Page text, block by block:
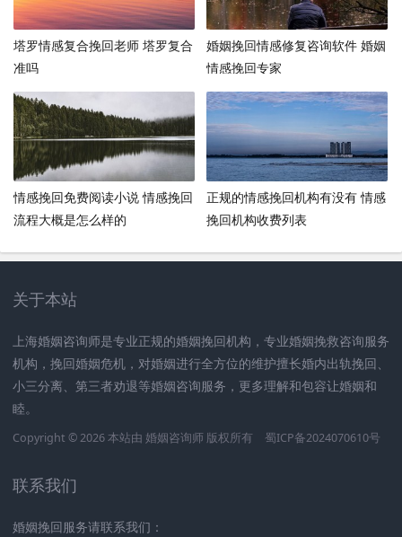
塔罗情感复合挽回老师 塔罗复合
准吗
婚姻挽回情感修复咨询软件 婚姻
情感挽回专家
情感挽回免费阅读小说 情感挽回
流程大概是怎么样的
正规的情感挽回机构有没有 情感
挽回机构收费列表
关于本站
上海婚姻咨询师是专业正规的婚姻挽回机构，专业婚姻挽救咨询服务
机构，挽回婚姻危机，对婚姻进行全方位的维护擅长婚内出轨挽回、
小三分离、第三者劝退等婚姻咨询服务，更多理解和包容让婚姻和
睦。
Copyright © 2026 本站由 婚姻咨询师 版权所有 蜀ICP备2024070610号
联系我们
婚姻挽回服务请联系我们：